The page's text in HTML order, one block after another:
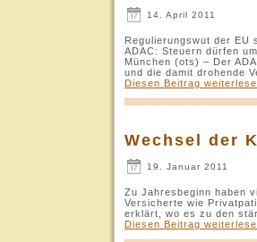
14. April 2011
Regulierungswut der EU
ADAC: Steuern dürfen
München (ots) – Der
und die damit drohende
Diesen Beitrag
Wechsel der
19. Januar 2011
Zu Jahresbeginn haben
Versicherte wie
erklärt, wo es zu den
Diesen Beitrag